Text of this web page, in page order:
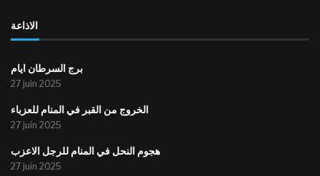
الاذاعة
برج السرطان ايام
27 juin 2025
الخروج من القبر في المنام للعزباء
27 juin 2025
هجوم النحل في المنام للرجل الاعزب
27 juin 2025